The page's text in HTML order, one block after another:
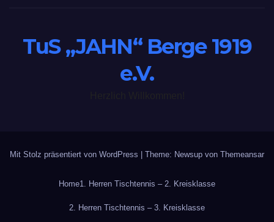
TuS „JAHN“ Berge 1919
e.V.
Mit Stolz präsentiert von WordPress | Theme: Newsup von Themeansar
Home1. Herren Tischtennis – 2. Kreisklasse
2. Herren Tischtennis – 3. Kreisklasse